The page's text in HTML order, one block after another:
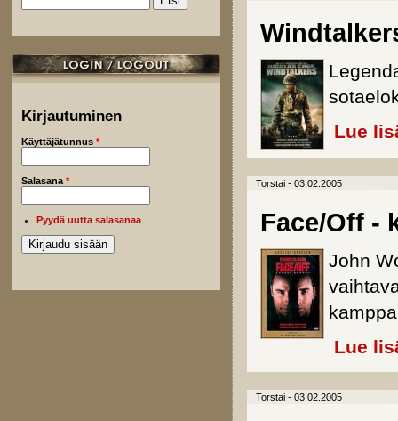
Hakulomake
Kirjautuminen
Käyttäjätunnus *
Salasana *
Pyydä uutta salasanaa
Lue
Torstai - 03.02.2005
Face/Off -
John
Lue
Torstai - 03.02.2005